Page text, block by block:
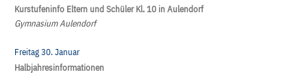
Kurstufeninfo Eltern und Schüler Kl. 10 in Aulendorf
Gymnasium Aulendorf
Freitag 30. Januar
Halbjahresinformationen